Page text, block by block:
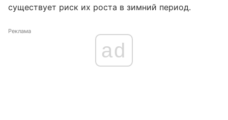
существует риск их роста в зимний период.
Реклама
ad